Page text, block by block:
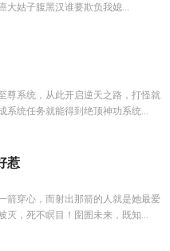
大姑子腹黑汉谁要欺负我媳...
尊系统，从此开启逆天之路，打怪就
系统任务就能得到绝顶神功系统...
惹
箭穿心，而射出那箭的人就是她最爱
灭，死不瞑目！囹圄未来，既知...